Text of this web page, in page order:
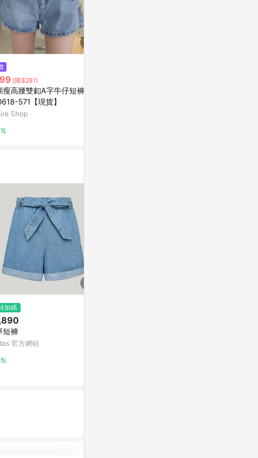
(降$281)
瘦高腰雙釦A字牛仔短褲 EX
571【現貨】
Shop
加碼
短褲
官方網站